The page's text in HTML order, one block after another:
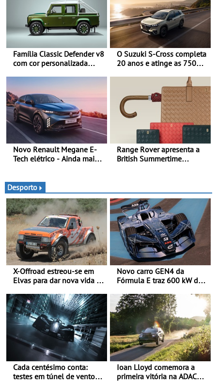
Família Classic Defender v8
com cor personalizada
Double Cab
O Suzuki S-Cross completa
20 anos e atinge as 750
Novo Renault Megane E-
Tech elétrico - Ainda mais
Range Rover apresenta a
British Summertime
rituais e momentos
culturais da época de verão
britânica
Desporto
X-Offroad estreou-se em
Elvas para dar nova vida às
terreno - Primeira prova do
novo troféu juntou 14
pilotos no Alto Alentejo,
com viaturas T0, T8 e TA
em competição
Novo carro GEN4 da
Fórmula E traz 600 kW de
de tração integral ao
programa de competição
elétrica da Nissan - São
600 kW (816 cv) e acelera
dos 0 aos 100 km/h em 1,8
segundos
Cada centésimo conta:
testes em túnel de vento
Ioan Lloyd comemora a
primeira vitória na ADAC